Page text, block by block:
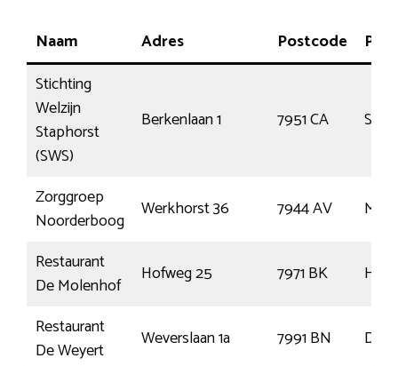
Naam Adres Postcode
Stichting
Welzijn
Staphorst
(SWS)
Berkenlaan 1 7951 CA
Zorggroep
Noorderboog
Werkhorst 36 7944 AV
Restaurant
De Molenhof
Hofweg 25 7971 BK
Restaurant
De Weyert
Weverslaan 1a 7991 BN